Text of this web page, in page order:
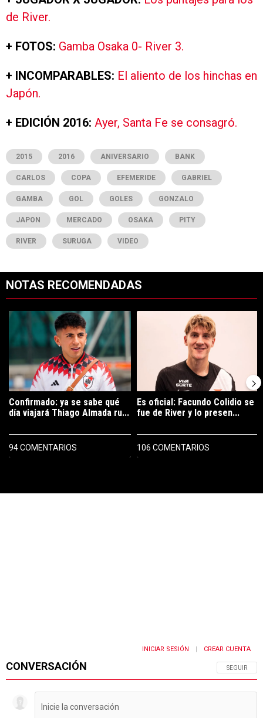
de River.
+ FOTOS: Gamba Osaka 0- River 3.
+ INCOMPARABLES: El aliento de los hinchas en
Japón.
+ EDICIÓN 2016: Ayer, Santa Fe se consagró.
2015 2016 ANIVERSARIO BANK
CARLOS COPA EFEMERIDE GABRIEL
GAMBA GOL GOLES GONZALO
JAPON MERCADO OSAKA PITY
RIVER SURUGA VIDEO
NOTAS RECOMENDADAS
Un artículo de tendencia con el título "Confirmado: ya se sabe qué
Confirmado: ya se sabe qué
día viajará Thiago Almada ru...
94 COMENTARIOS
Un artículo de tendencia con el
Es oficial: Facundo Colidio se
fue de River y lo presen...
106 COMENTARIOS
CONVERSACIÓN SIGA ESTA
SEGUIR
INICIAR SESIÓN CREAR CUENTA